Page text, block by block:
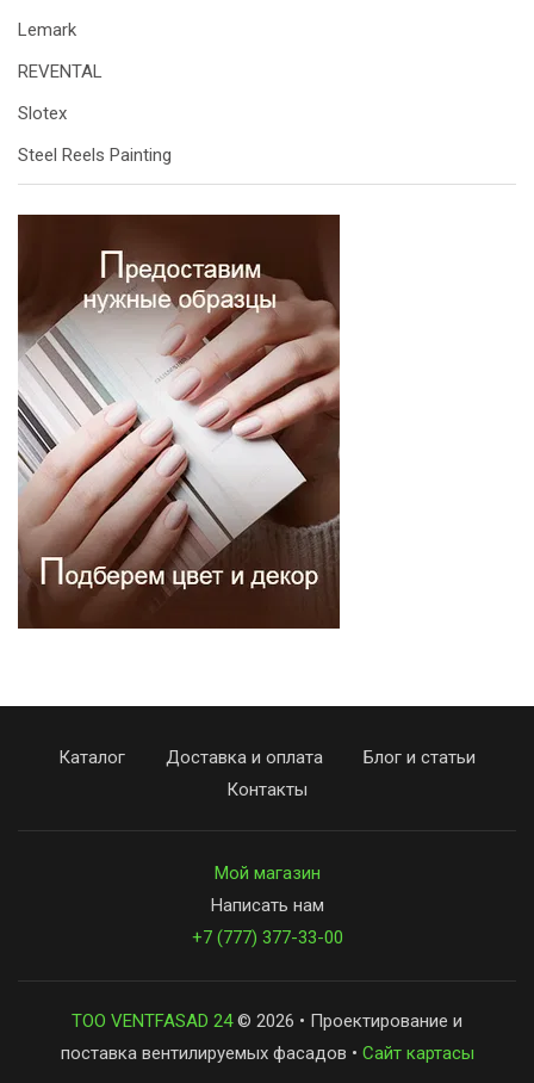
Lemark
REVENTAL
Slotex
Steel Reels Painting
Каталог Доставка и оплата
Блог и статьи
Контакты
Мой магазин
Написать нам
+7 (777) 377-33-00
ТОО VENTFASAD 24© 2026 • Проектирование и
поставка вентилируемых фасадов • Сайт картасы